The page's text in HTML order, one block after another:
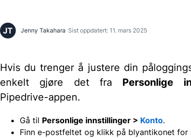
JT Jenny Takahara Sist oppdatert: 11. mars 2025
Hvis du trenger å justere din
enkelt gjøre det fra Personlige
Pipedrive-appen.
Gå til Personlige innstillinger > Konto.
Finn e-postfeltet og klikk på blyantikonet for